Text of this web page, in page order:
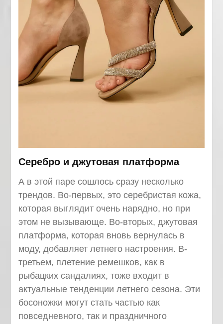
Серебро и джутовая платформа
А в этой паре сошлось сразу несколько
трендов. Во-первых, это серебристая кожа,
которая выглядит очень нарядно, но при
этом не вызывающе. Во-вторых, джутовая
платформа, которая вновь вернулась в
моду, добавляет летнего настроения. В-
третьем, плетение ремешков, как в
рыбацких сандалиях, тоже входит в
актуальные тенденции летнего сезона. Эти
босоножки могут стать частью как
повседневного, так и праздничного